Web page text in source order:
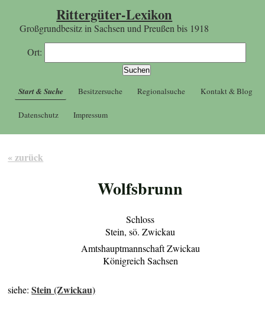
Rittergüter-Lexikon
Großgrundbesitz in Sachsen und Preußen bis 1918
Ort:
Start & Suche Besitzersuche Regionalsuche Kontakt & Blog
Datenschutz Impressum
« zurück
Wolfsbrunn
Schloss
Stein, sö. Zwickau
Amtshauptmannschaft Zwickau
Königreich Sachsen
siehe:Stein (Zwickau)